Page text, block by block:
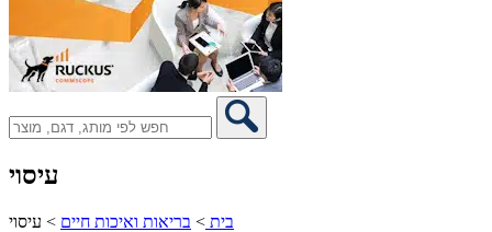
עיסוי
בית > בריאות ואיכות חיים > עיסוי